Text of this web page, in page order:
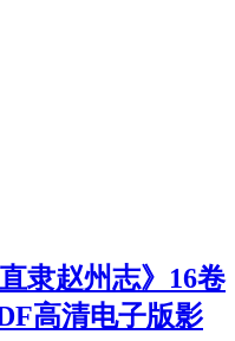
隶赵州志》16卷
高清电子版影